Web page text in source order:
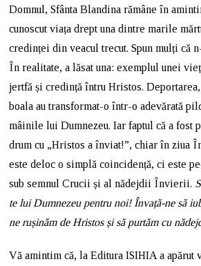
Domnul, Sfânta Blandina rămâne în
cunoscut viața drept una dintre marile
credinței din veacul trecut. Spun mulți că
În realitate, a lăsat una: exemplul unei
jertfă și credință întru Hristos.
boala au transformat-o într-o adevărată
mâinile lui Dumnezeu. Iar faptul că a fost
drum cu „Hristos a înviat!”, chiar în ziua
este deloc o simplă coincidență, ci este
sub semnul Crucii și al nădejdii Învierii.
te lui Dumnezeu pentru noi! Învață-ne să
ne rușinăm de Hristos și să purtăm cu
Vă amintim că, la Editura ISIHIA a apărut